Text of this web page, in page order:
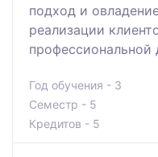
подход и
реализации
профессиональной
Год обучения - 3
Семестр - 5
Кредитов - 5